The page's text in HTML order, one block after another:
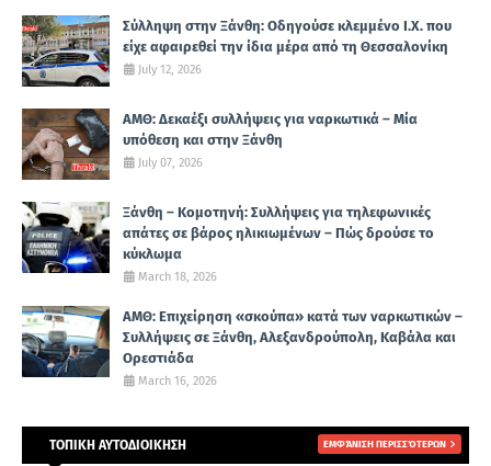
Σύλληψη στην Ξάνθη: Οδηγούσε κλεμμένο Ι.Χ. που
είχε αφαιρεθεί την ίδια μέρα από τη Θεσσαλονίκη
July 12, 2026
ΑΜΘ: Δεκαέξι συλλήψεις για ναρκωτικά – Μία
υπόθεση και στην Ξάνθη
July 07, 2026
Ξάνθη – Κομοτηνή: Συλλήψεις για τηλεφωνικές
απάτες σε βάρος ηλικιωμένων – Πώς δρούσε το
κύκλωμα
March 18, 2026
ΑΜΘ: Επιχείρηση «σκούπα» κατά των ναρκωτικών –
Συλλήψεις σε Ξάνθη, Αλεξανδρούπολη, Καβάλα και
Ορεστιάδα
March 16, 2026
ΤΟΠΙΚΗ ΑΥΤΟΔΙΟΙΚΗΣΗ ΕΜΦΆΝΙΣΗ ΠΕΡΙΣΣΌΤΕΡΩΝ